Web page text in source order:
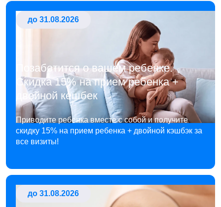
до 31.08.2026
Позаботится о вашем ребенке.
Скидка 15% на прием ребенка +
двойной кешбек
Приводите ребенка вместе с собой и получите
скидку 15% на прием ребенка + двойной кэшбэк за
все визиты!
до 31.08.2026